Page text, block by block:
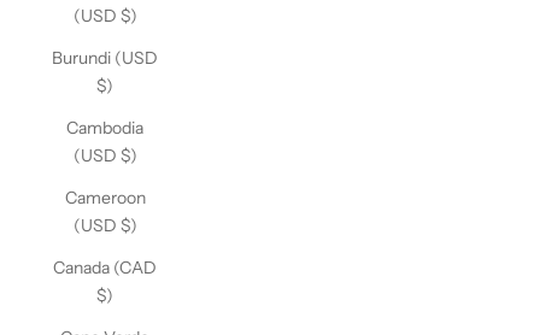
(USD $)
Burundi (USD
$)
Cambodia
(USD $)
Cameroon
(USD $)
Canada (CAD
$)